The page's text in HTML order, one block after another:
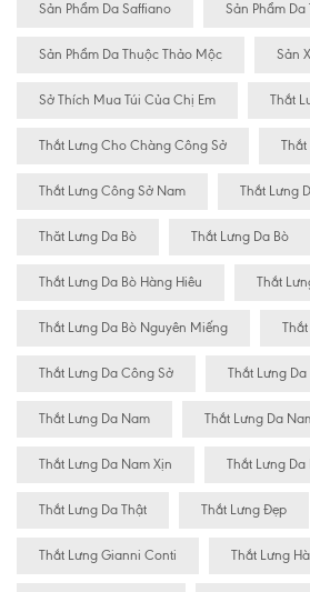
Sản Phẩm Da Saffiano Sản Phẩm Da
Sản Phẩm Da Thuộc Thảo Mộc Sản
Sở Thích Mua Túi Của Chị Em Thắt
Thắt Lưng Cho Chàng Công Sở
Thắt Lưng Công Sở Nam Thắt Lưng
Thăt Lưng Da Bò Thắt Lưng Da Bò
Thắt Lưng Da Bò Hàng Hiêu Thắt
Thắt Lưng Da Bò Nguyên Miếng
Thắt Lưng Da Công Sở Thắt Lưng Da
Thắt Lưng Da Nam Thắt Lưng Da
Thắt Lưng Da Nam Xịn Thắt Lưng Da
Thắt Lưng Da Thật Thắt Lưng Đẹp
Thắt Lưng Gianni Conti Thắt Lưng